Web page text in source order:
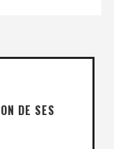
DE SES